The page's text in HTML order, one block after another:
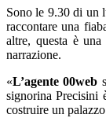
Sono le 9.30 di un
raccontare una
altre, questa è
narrazione.
«L’agente 00web
signorina Precisini
costruire un